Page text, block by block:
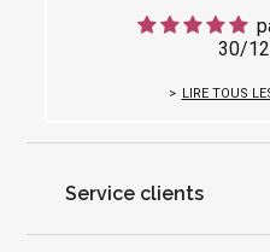
30/
LIRE TOUS
Service clients